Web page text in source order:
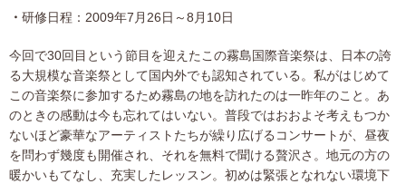
研修日程：2009年7月26日～8月10日
今回で30回目という節目を迎えたこの霧島国際音楽祭は、日本の誇
る大規模な音楽祭として国内外でも認知されている。私がはじめて
この音楽祭に参加するため霧島の地を訪れたのは一昨年のこと。あ
のときの感動は今も忘れてはいない。普段ではおおよそ考えもつか
ないほど豪華なアーティストたちが繰り広げるコンサートが、昼夜
を問わず幾度も開催され、それを無料で聞ける贅沢さ。地元の方の
暖かいもてなし、充実したレッスン。初めは緊張となれない環境下